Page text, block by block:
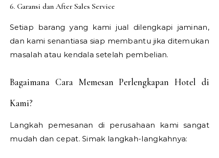
6. Garansi dan After Sales Service
Setiap barang yang kami jual dilengkapi jaminan,
dan kami senantiasa siap membantu jika ditemukan
masalah atau kendala setelah pembelian.
Bagaimana Cara Memesan Perlengkapan Hotel di
Kami?
Langkah pemesanan di perusahaan kami sangat
mudah dan cepat. Simak langkah-langkahnya: